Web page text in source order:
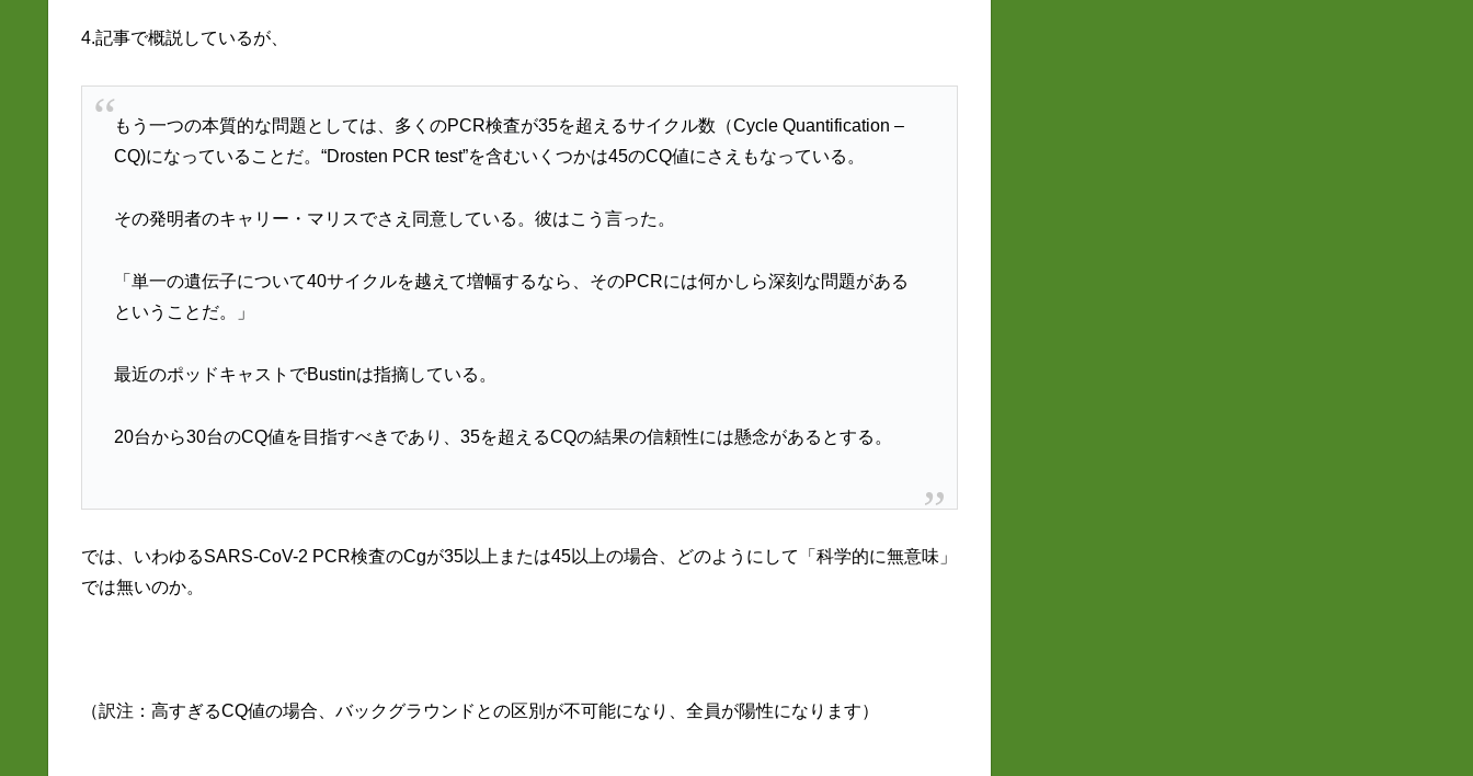
4.記事で概説しているが、
もう一つの本質的な問題としては、多くのPCR検査が35を超えるサイクル数（Cycle Quantification –
CQ)になっていることだ。“Drosten PCR test”を含むいくつかは45のCQ値にさえもなっている。
その発明者のキャリー・マリスでさえ同意している。彼はこう言った。
「単一の遺伝子について40サイクルを越えて増幅するなら、そのPCRには何かしら深刻な問題がある
ということだ。」
最近のポッドキャストでBustinは指摘している。
20台から30台のCQ値を目指すべきであり、35を超えるCQの結果の信頼性には懸念があるとする。
では、いわゆるSARS-CoV-2 PCR検査のCgが35以上または45以上の場合、どのようにして「科学的に無意味」
では無いのか。
（訳注：高すぎるCQ値の場合、バックグラウンドとの区別が不可能になり、全員が陽性になります）